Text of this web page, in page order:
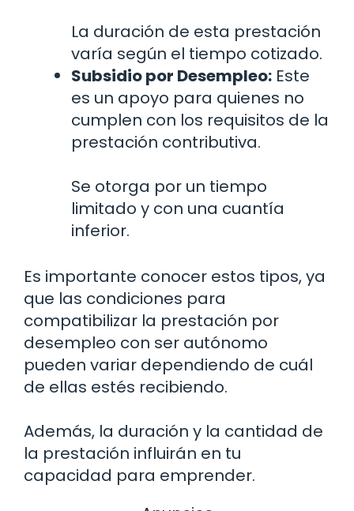
La duración de esta prestación
varía según el tiempo cotizado.
Subsidio por Desempleo: Este
es un apoyo para quienes no
cumplen con los requisitos de la
prestación contributiva.
Se otorga por un tiempo
limitado y con una cuantía
inferior.
Es importante conocer estos tipos, ya
que las condiciones para
compatibilizar la prestación por
desempleo con ser autónomo
pueden variar dependiendo de cuál
de ellas estés recibiendo.
Además, la duración y la cantidad de
la prestación influirán en tu
capacidad para emprender.